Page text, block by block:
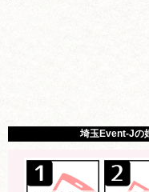
埼玉Event-Jの